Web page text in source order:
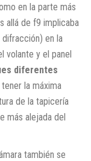
en la parte más
allá de f9 implicaba
en la
volante y el panel
diferentes
tener la máxima
de la tapicería
más alejada del
también se